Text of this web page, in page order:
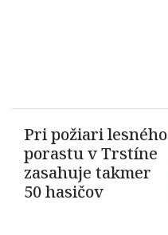
Pri požiari lesného
porastu v Trstíne
zasahuje takmer
50 hasičov